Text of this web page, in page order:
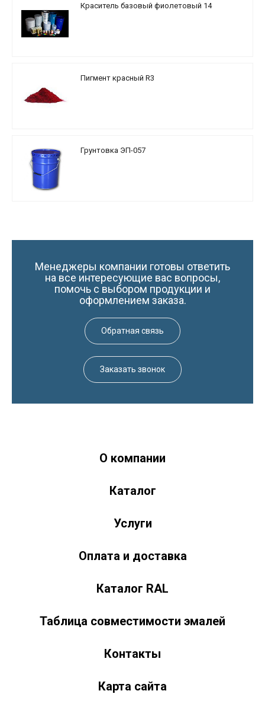
Краситель базовый фиолетовый 14
Пигмент красный R3
Грунтовка ЭП-057
Менеджеры компании готовы ответить
на все интересующие вас вопросы,
помочь с выбором продукции и
оформлением заказа.
Обратная связь
Заказать звонок
О компании
Каталог
Услуги
Оплата и доставка
Каталог RAL
Таблица совместимости эмалей
Контакты
Карта сайта